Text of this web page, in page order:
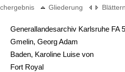
Gliederung
Generallandesarchiv Karlsruhe FA
Gmelin, Georg Adam
Baden, Karoline Luise von
Fort Royal